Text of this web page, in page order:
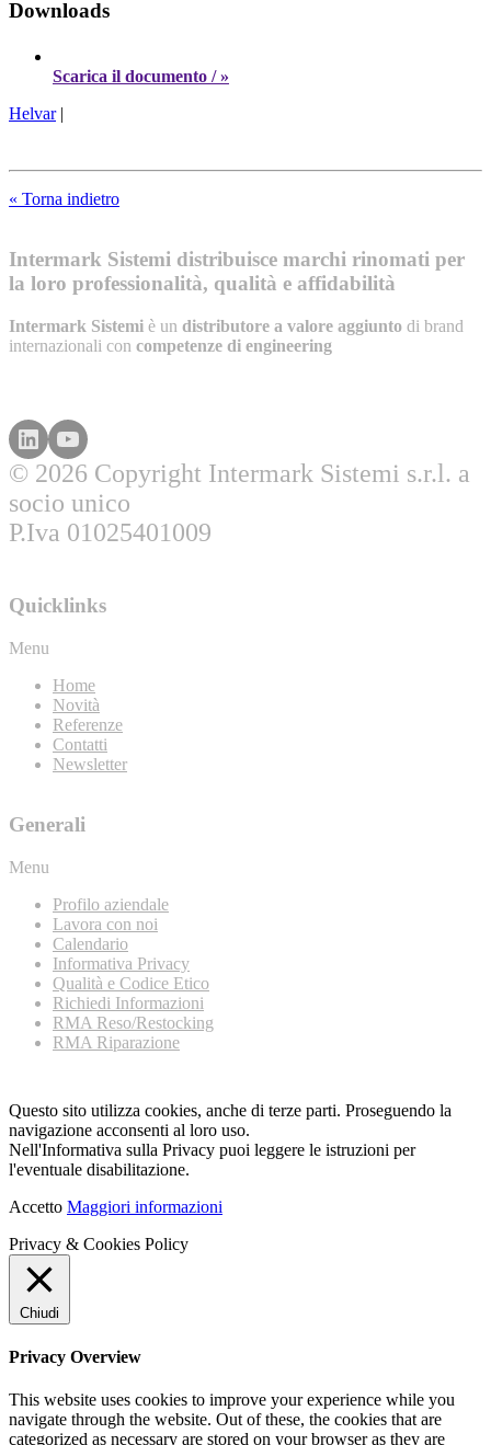
Downloads
Scarica il documento / »
Helvar|
« Torna indietro
Intermark Sistemi distribuisce marchi rinomati per
la loro professionalità, qualità e affidabilità
Intermark Sistemi è un distributore a valore aggiunto di brand
internazionali con competenze di engineering
© 2026 Copyright Intermark Sistemi s.r.l. a
socio unico
P.Iva 01025401009
Quicklinks
Menu
Home
Novità
Referenze
Contatti
Newsletter
Generali
Menu
Profilo aziendale
Lavora con noi
Calendario
Informativa Privacy
Qualità e Codice Etico
Richiedi Informazioni
RMA Reso/Restocking
RMA Riparazione
Questo sito utilizza cookies, anche di terze parti. Proseguendo la
navigazione acconsenti al loro uso.
Nell'Informativa sulla Privacy puoi leggere le istruzioni per
l'eventuale disabilitazione.
Accetto Maggiori informazioni
Privacy & Cookies Policy
Chiudi
Privacy Overview
This website uses cookies to improve your experience while you
navigate through the website. Out of these, the cookies that are
categorized as necessary are stored on your browser as they are